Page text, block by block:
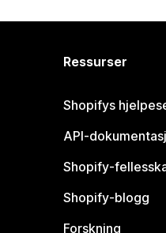
Ressurser
Shopifys
API-
Shopify-
Shopify-blogg
Forskning